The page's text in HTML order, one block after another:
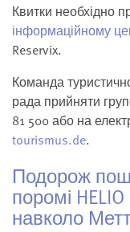
Квитки необхідно
інформаційному
Reservix.
Команда
рада прийняти
81 500 або на
tourismus.de.
Подорож
поромі
навколо